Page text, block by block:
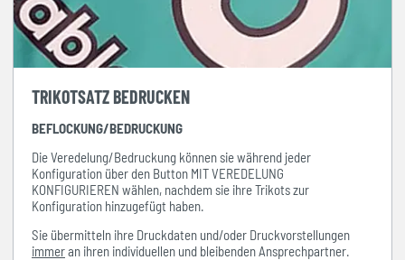
TRIKOTSATZ BEDRUCKEN
BEFLOCKUNG/BEDRUCKUNG
Die Veredelung/Bedruckung können sie während jeder
Konfiguration über den Button MIT VEREDELUNG
KONFIGURIEREN wählen, nachdem sie ihre Trikots zur
Konfiguration hinzugefügt haben.
Sie übermitteln ihre Druckdaten und/oder Druckvorstellungen
immeran ihren individuellen und bleibenden Ansprechpartner.